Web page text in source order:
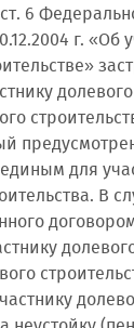
6
г. «Об
для
В